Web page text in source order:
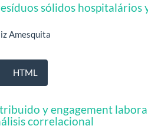
sólidos hospitalários
Amesquita
HTML
y engagement
correlacional